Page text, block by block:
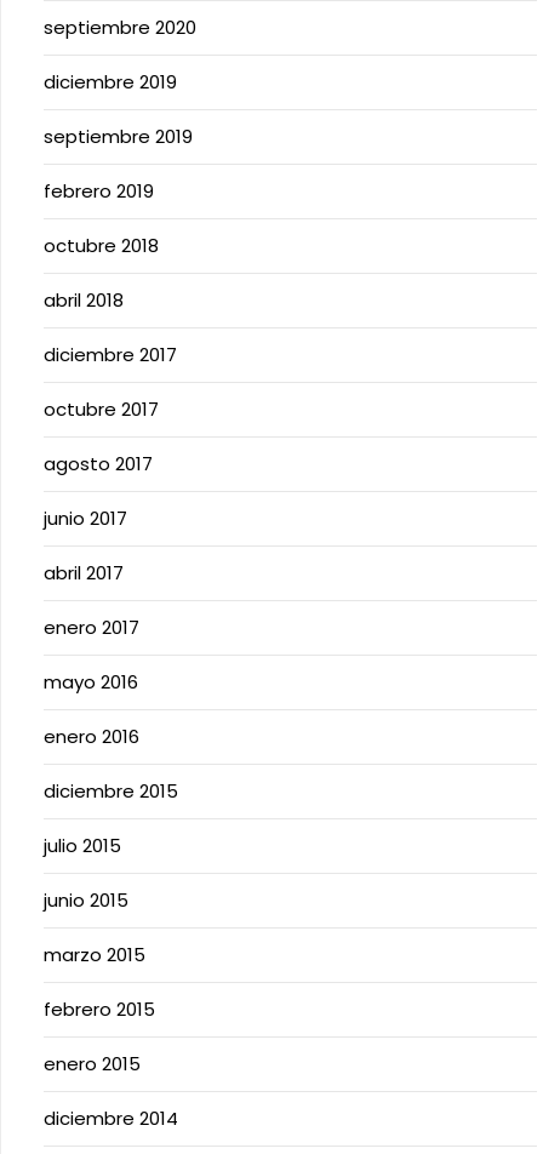
septiembre 2020
diciembre 2019
septiembre 2019
febrero 2019
octubre 2018
abril 2018
diciembre 2017
octubre 2017
agosto 2017
junio 2017
abril 2017
enero 2017
mayo 2016
enero 2016
diciembre 2015
julio 2015
junio 2015
marzo 2015
febrero 2015
enero 2015
diciembre 2014